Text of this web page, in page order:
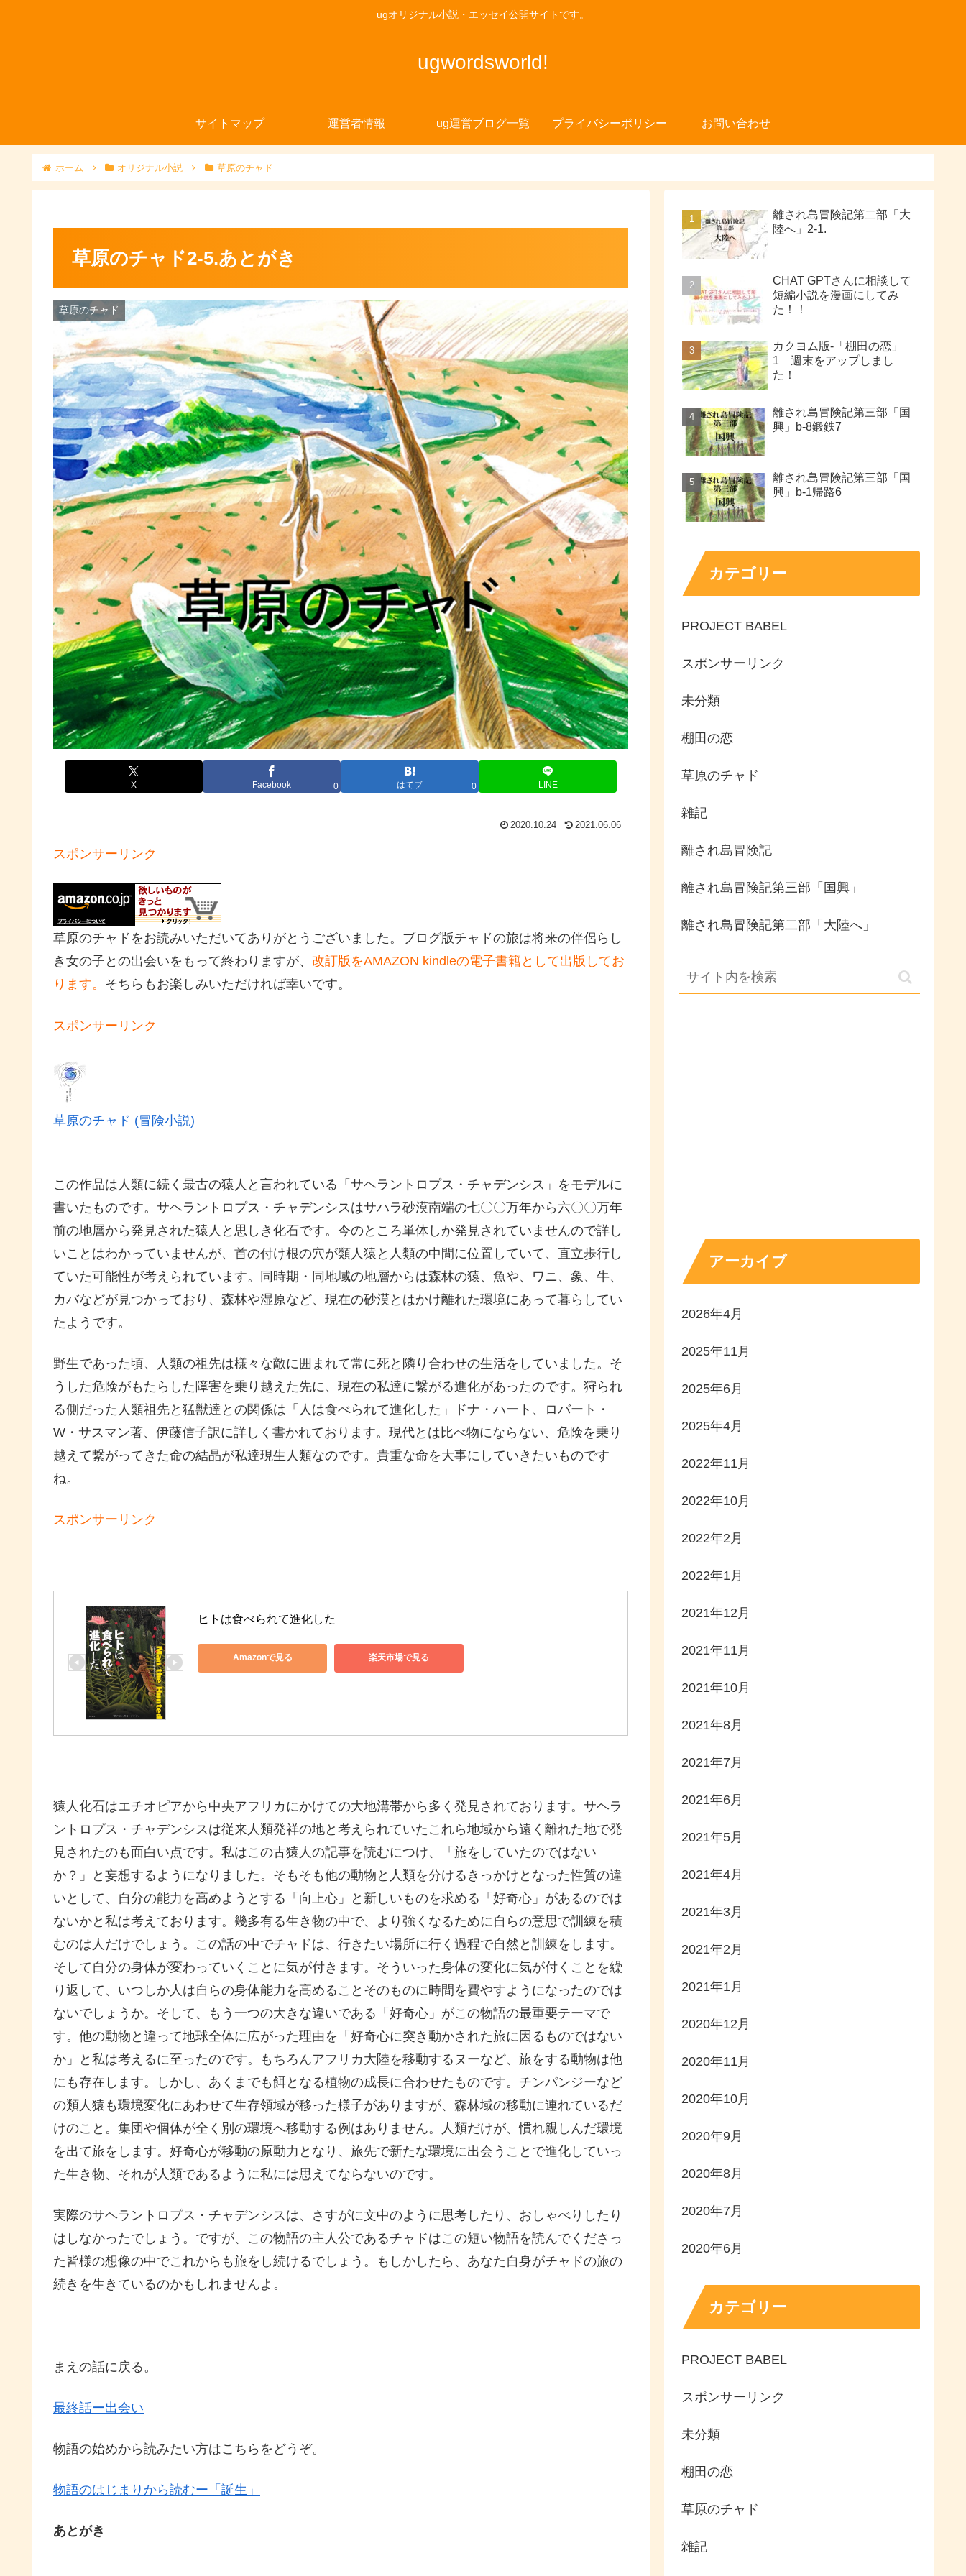
ugオリジナル小説・エッセイ公開サイトです。
ugwordsworld!
サイトマップ 運営者情報 ug運営ブログ一覧 プライバシーポリシー お問い合わせ
ホーム オリジナル小説 草原のチャド
草原のチャド2-5.あとがき
草原のチャド
X Facebook 0 はてブ 0 LINE
2020.10.24 2021.06.06
スポンサーリンク
草原のチャドをお読みいただいてありがとうございました。ブログ版チャドの旅は将来の伴侶らし
き女の子との出会いをもって終わりますが、 改訂版をAMAZON kindleの電子書籍として出版してお
ります。 そちらもお楽しみいただければ幸いです。
スポンサーリンク
草原のチャド (冒険小説)
この作品は人類に続く最古の猿人と言われている「サヘラントロプス・チャデンシス」をモデルに
書いたものです。サヘラントロプス・チャデンシスはサハラ砂漠南端の七〇〇万年から六〇〇万年
前の地層から発見された猿人と思しき化石です。今のところ単体しか発見されていませんので詳し
いことはわかっていませんが、首の付け根の穴が類人猿と人類の中間に位置していて、直立歩行し
ていた可能性が考えられています。同時期・同地域の地層からは森林の猿、魚や、ワニ、象、牛、
カバなどが見つかっており、森林や湿原など、現在の砂漠とはかけ離れた環境にあって暮らしてい
たようです。
野生であった頃、人類の祖先は様々な敵に囲まれて常に死と隣り合わせの生活をしていました。そ
うした危険がもたらした障害を乗り越えた先に、現在の私達に繋がる進化があったのです。狩られ
る側だった人類祖先と猛獣達との関係は「人は食べられて進化した」ドナ・ハート、ロバート・
W・サスマン著、伊藤信子訳に詳しく書かれております。現代とは比べ物にならない、危険を乗り
越えて繋がってきた命の結晶が私達現生人類なのです。貴重な命を大事にしていきたいものです
ね。
スポンサーリンク
ヒトは食べられて進化した
Amazonで見る 楽天市場で見る
猿人化石はエチオピアから中央アフリカにかけての大地溝帯から多く発見されております。サヘラ
ントロプス・チャデンシスは従来人類発祥の地と考えられていたこれら地域から遠く離れた地で発
見されたのも面白い点です。私はこの古猿人の記事を読むにつけ、「旅をしていたのではない
か？」と妄想するようになりました。そもそも他の動物と人類を分けるきっかけとなった性質の違
いとして、自分の能力を高めようとする「向上心」と新しいものを求める「好奇心」があるのでは
ないかと私は考えております。幾多有る生き物の中で、より強くなるために自らの意思で訓練を積
むのは人だけでしょう。この話の中でチャドは、行きたい場所に行く過程で自然と訓練をします。
そして自分の身体が変わっていくことに気が付きます。そういった身体の変化に気が付くことを繰
り返して、いつしか人は自らの身体能力を高めることそのものに時間を費やすようになったのでは
ないでしょうか。そして、もう一つの大きな違いである「好奇心」がこの物語の最重要テーマで
す。他の動物と違って地球全体に広がった理由を「好奇心に突き動かされた旅に因るものではない
か」と私は考えるに至ったのです。もちろんアフリカ大陸を移動するヌーなど、旅をする動物は他
にも存在します。しかし、あくまでも餌となる植物の成長に合わせたものです。チンパンジーなど
の類人猿も環境変化にあわせて生存領域が移った様子がありますが、森林域の移動に連れているだ
けのこと。集団や個体が全く別の環境へ移動する例はありません。人類だけが、慣れ親しんだ環境
を出て旅をします。好奇心が移動の原動力となり、旅先で新たな環境に出会うことで進化していっ
た生き物、それが人類であるように私には思えてならないのです。
実際のサヘラントロプス・チャデンシスは、さすがに文中のように思考したり、おしゃべりしたり
はしなかったでしょう。ですが、この物語の主人公であるチャドはこの短い物語を読んでくださっ
た皆様の想像の中でこれからも旅をし続けるでしょう。もしかしたら、あなた自身がチャドの旅の
続きを生きているのかもしれませんよ。
まえの話に戻る。
最終話ー出会い
物語の始めから読みたい方はこちらをどうぞ。
物語のはじまりから読むー「誕生」
あとがき
離され島冒険記第二部「大
陸へ」2-1.
CHAT GPTさんに相談して
短編小説を漫画にしてみ
た！！
カクヨム版-「棚田の恋」
1 週末をアップしまし
た！
離され島冒険記第三部「国
興」b-8鍛鉄7
離され島冒険記第三部「国
興」b-1帰路6
カテゴリー
PROJECT BABEL
スポンサーリンク
未分類
棚田の恋
草原のチャド
雑記
離され島冒険記
離され島冒険記第三部「国興」
離され島冒険記第二部「大陸へ」
アーカイブ
2026年4月
2025年11月
2025年6月
2025年4月
2022年11月
2022年10月
2022年2月
2022年1月
2021年12月
2021年11月
2021年10月
2021年8月
2021年7月
2021年6月
2021年5月
2021年4月
2021年3月
2021年2月
2021年1月
2020年12月
2020年11月
2020年10月
2020年9月
2020年8月
2020年7月
2020年6月
カテゴリー
PROJECT BABEL
スポンサーリンク
未分類
棚田の恋
草原のチャド
雑記